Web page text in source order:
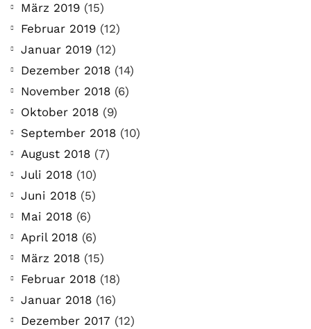
März 2019 (15)
Februar 2019 (12)
Januar 2019 (12)
Dezember 2018 (14)
November 2018 (6)
Oktober 2018 (9)
September 2018 (10)
August 2018 (7)
Juli 2018 (10)
Juni 2018 (5)
Mai 2018 (6)
April 2018 (6)
März 2018 (15)
Februar 2018 (18)
Januar 2018 (16)
Dezember 2017 (12)